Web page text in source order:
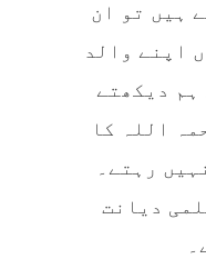
ہیں تو ان
اپنے والد
ہم دیکھتے
اللہ کا
رہتے۔
دیانت